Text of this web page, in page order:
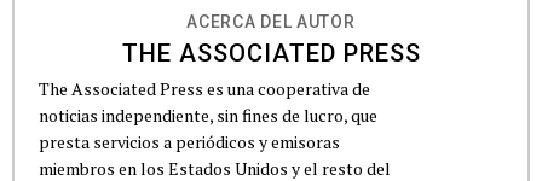
ACERCA DEL AUTOR
THE ASSOCIATED PRESS
The Associated Press es una cooperativa de
noticias independiente, sin fines de lucro, que
presta servicios a periódicos y emisoras
miembros en los Estados Unidos y el resto del